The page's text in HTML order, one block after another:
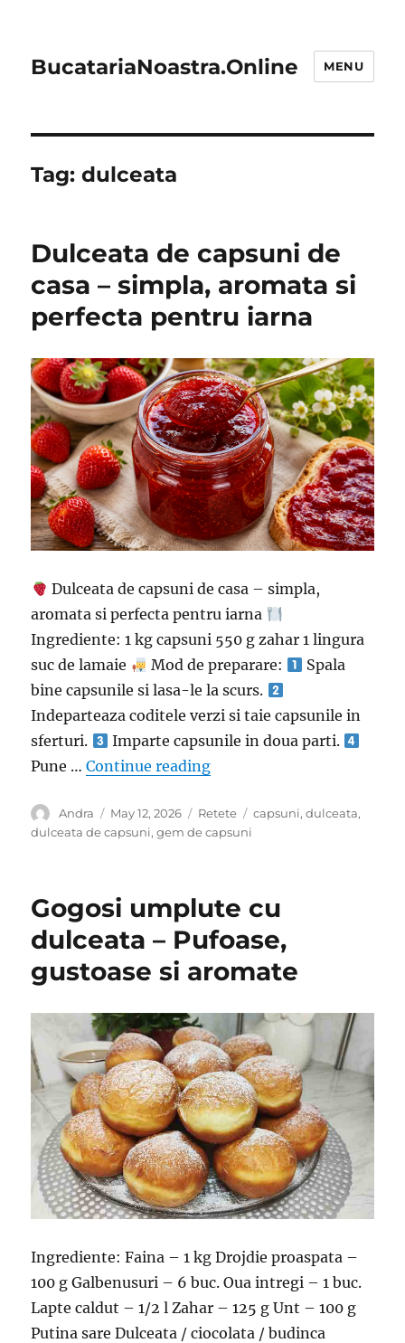
BucatariaNoastra.Online MENU
Tag:dulceata
Dulceata de capsuni de
casa – simpla, aromata si
perfecta pentru iarna
Dulceata de capsuni de casa – simpla,
aromata si perfecta pentru iarna
Ingrediente: 1 kg capsuni 550 g zahar 1 lingura
suc de lamaie
Mod de preparare:
Spala
bine capsunile si lasa-le la scurs.
Indeparteaza coditele verzi si taie capsunile in
sferturi.
Imparte capsunile in doua parti.
Pune …Continue reading“Dulceata de capsuni de
Author
Andra
Posted
on
May 12, 2026 Categories
Retete Tags
capsuni,dulceata,
dulceata de capsuni,gem de capsuni
Gogosi umplute cu
dulceata – Pufoase,
gustoase si aromate
Ingrediente: Faina – 1 kg Drojdie proaspata –
100 g Galbenusuri – 6 buc. Oua intregi – 1 buc.
Lapte caldut – 1/2 l Zahar – 125 g Unt – 100 g
Putina sare Dulceata / ciocolata / budinca